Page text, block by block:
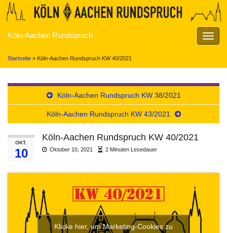
Köln-Aachen Rundspruch
Startseite » Köln-Aachen Rundspruch KW 40/2021
Köln-Aachen Rundspruch KW 38/2021
Köln-Aachen Rundspruch KW 43/2021
OKT.
10
Köln-Aachen Rundspruch KW 40/2021
Oktober 10, 2021 2 Minuten Lesedauer
Klicke hier, um Marketing-Cookies zu